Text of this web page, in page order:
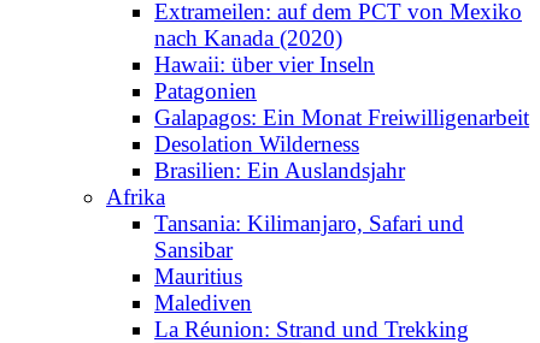
Extrameilen: auf dem PCT von Mexiko
nach Kanada (2020)
Hawaii: über vier Inseln
Patagonien
Galapagos: Ein Monat Freiwilligenarbeit
Desolation Wilderness
Brasilien: Ein Auslandsjahr
Afrika
Tansania: Kilimanjaro, Safari und
Sansibar
Mauritius
Malediven
La Réunion: Strand und Trekking